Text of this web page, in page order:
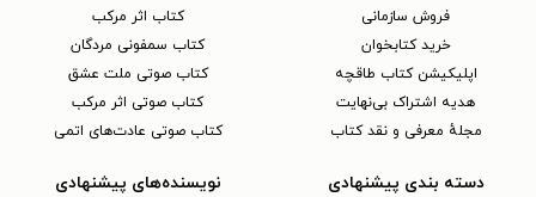
فروش سازمانی
خرید کتابخوان
اپلیکیشن کتاب طاقچه
هدیه اشتراک بی‌نهایت
مجلهٔ معرفی و نقد کتاب
کتاب اثر مرکب
کتاب سمفونی مردگان
کتاب صوتی ملت عشق
کتاب صوتی اثر مرکب
کتاب صوتی عادت‌های اتمی
دسته بندی پیشنهادی نویسنده‌های پیشنهادی